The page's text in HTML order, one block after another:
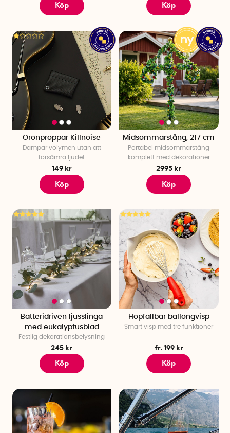
Köp Köp
Öronproppar Killnoise
Dämpar volymen utan att
försämra ljudet
149 kr
Köp
Midsommarstång, 217 cm
Portabel midsommarstång
komplett med dekorationer
2995 kr
Köp
Batteridriven ljusslinga
med eukalyptusblad
Festlig dekorationsbelysning
245 kr
Köp
Hopfällbar ballongvisp
Smart visp med tre funktioner
fr. 199 kr
Köp